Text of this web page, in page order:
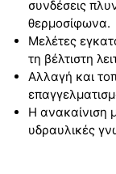
συνδέσεις
θερμοσίφωνα.
Μελέτες
τη βέλτιστη
Αλλαγή και
Η ανακαίνιση
υδραυλικές